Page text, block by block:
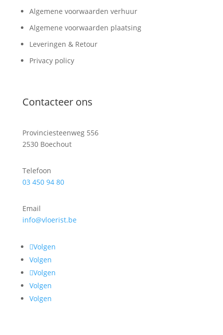
Algemene voorwaarden verhuur
Algemene voorwaarden plaatsing
Leveringen & Retour
Privacy policy
Contacteer ons
Provinciesteenweg 556
2530 Boechout
Telefoon
03 450 94 80
Email
info@vloerist.be
Volgen
Volgen
Volgen
Volgen
Volgen